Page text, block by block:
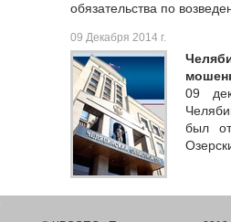
обязательства по
09 Декабря 2014 г.
09
был